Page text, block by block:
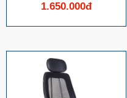
1.650.000đ